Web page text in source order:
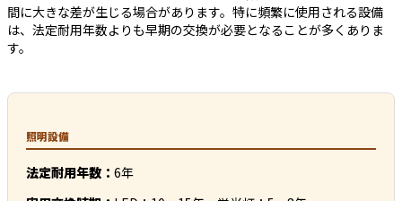
間に大きな差が生じる場合があります。特に頻繁に使用される設備
は、法定耐用年数よりも早期の交換が必要となることが多くありま
す。
照明設備
法定耐用年数： 6年